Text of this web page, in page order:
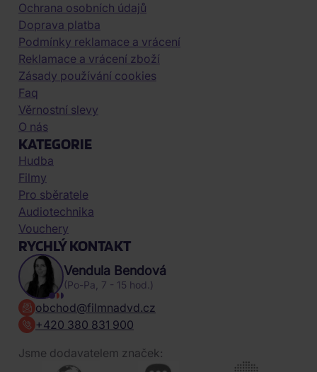
Ochrana osobních údajů
Doprava platba
Podmínky reklamace a vrácení
Reklamace a vrácení zboží
Zásady používání cookies
Faq
Věrnostní slevy
O nás
KATEGORIE
Hudba
Filmy
Pro sběratele
Audiotechnika
Vouchery
RYCHLÝ KONTAKT
Vendula Bendová
(Po-Pa, 7 - 15 hod.)
obchod@filmnadvd.cz
+420 380 831 900
Jsme dodavatelem značek: